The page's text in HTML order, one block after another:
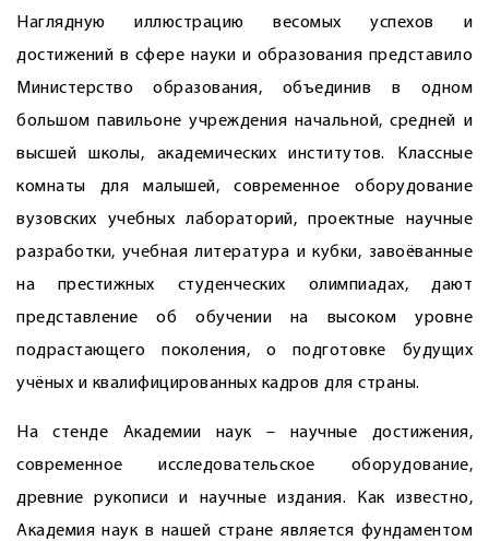
Наглядную иллюстрацию весомых успехов и
достижений в сфере науки и образования представило
Министерство образования, объединив в одном
большом павильоне учреждения начальной, средней и
высшей школы, академических институтов. Классные
комнаты для малышей, современное оборудование
вузовских учебных лабораторий, проектные научные
разработки, учебная литература и кубки, завоёванные
на престижных студенческих олимпиадах, дают
представление об обучении на высоком уровне
подрастающего поколения, о подготовке будущих
учёных и квалифицированных кадров для страны.
На стенде Академии наук – научные достижения,
современное исследовательское оборудование,
древние рукописи и научные издания. Как известно,
Академия наук в нашей стране является фундаментом